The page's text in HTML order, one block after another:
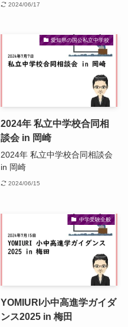
2024/06/17
愛知県の国公私立中学校
2024年 私立中学校合同相
談会 in 岡崎
2024年 私立中学校合同相談会
in 岡崎
2024/06/15
中学受験全般
YOMIURI小中高進学ガイダ
ンス2025 in 梅田